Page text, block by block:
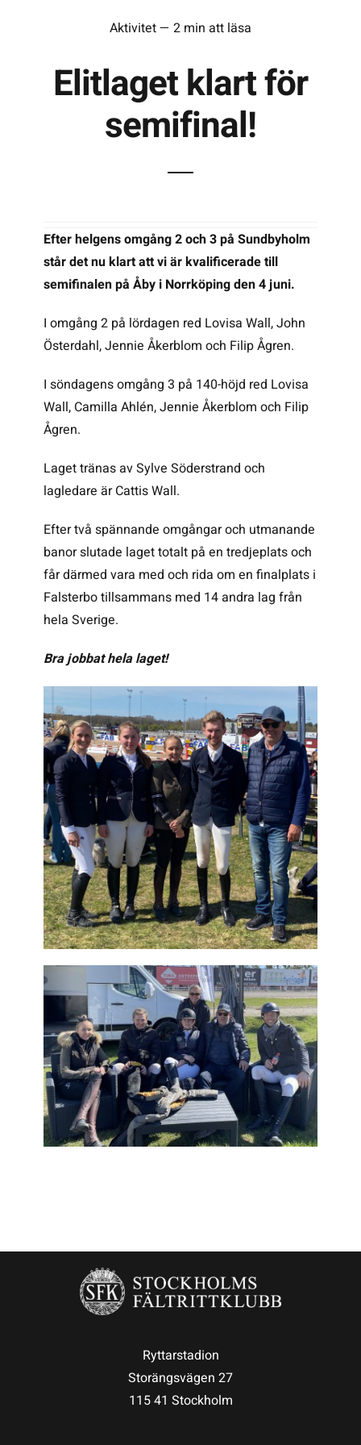
Nyheter,
kuriosa
Arkiv
Aktivitet — 2 min att läsa
Elitlaget klart för
semifinal!
Efter helgens omgång 2 och 3 på Sundbyholm
står det nu klart att vi är kvalificerade till
semifinalen på Åby i Norrköping den 4 juni.
I omgång 2 på lördagen red Lovisa Wall, John
Österdahl, Jennie Åkerblom och Filip Ågren.
I söndagens omgång 3 på 140-höjd red Lovisa
Wall, Camilla Ahlén, Jennie Åkerblom och Filip
Ågren.
Laget tränas av Sylve Söderstrand och
lagledare är Cattis Wall.
Efter två spännande omgångar och utmanande
banor slutade laget totalt på en tredjeplats och
får därmed vara med och rida om en finalplats i
Falsterbo tillsammans med 14 andra lag från
hela Sverige.
Bra jobbat hela laget!
Ryttarstadion
Storängsvägen 27
115 41 Stockholm